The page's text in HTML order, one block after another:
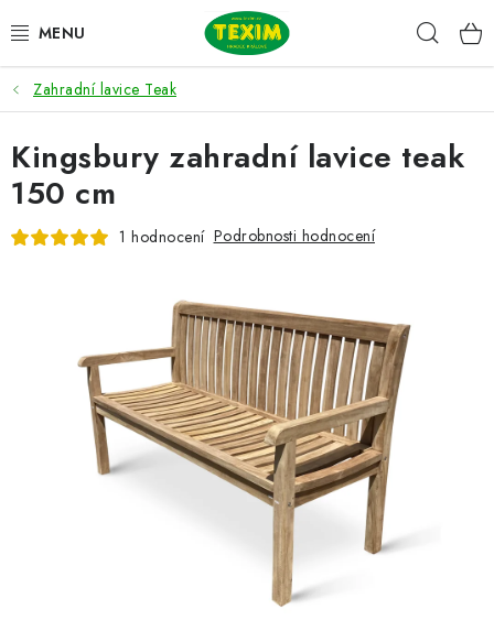
na
ZAHRADNÍ SESTAVY
ŽIDLE
STOLY
POLSTRY
DOPLŇKY
Zahradní lavice Teak
Kingsbury zahradní lavice teak
150 cm
1 hodnocení Podrobnosti hodnocení